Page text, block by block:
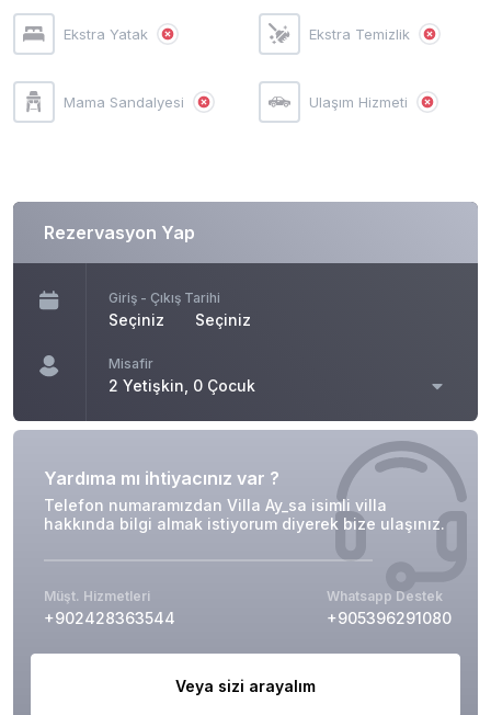
Rezervasyon Yap
Giriş - Çıkış Tarihi
Seçiniz Seçiniz
Misafir
2 Yetişkin, 0 Çocuk
Yardıma mı ihtiyacınız var ?
Telefon numaramızdan Villa Ay_sa isimli villa
hakkında bilgi almak istiyorum diyerek bize ulaşınız.
Müşt. Hizmetleri
+902428363544
Whatsapp Destek
+905396291080
Veya sizi arayalım
Ekstra Yatak Ekstra Temizlik
Mama Sandalyesi Ulaşım Hizmeti